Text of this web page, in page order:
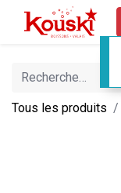
Tous les produits